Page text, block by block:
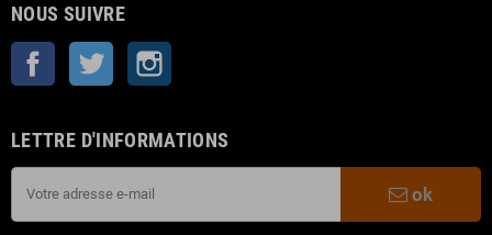
NOUS SUIVRE
Facebook Twitter
LETTRE D'INFORMATIONS
ok